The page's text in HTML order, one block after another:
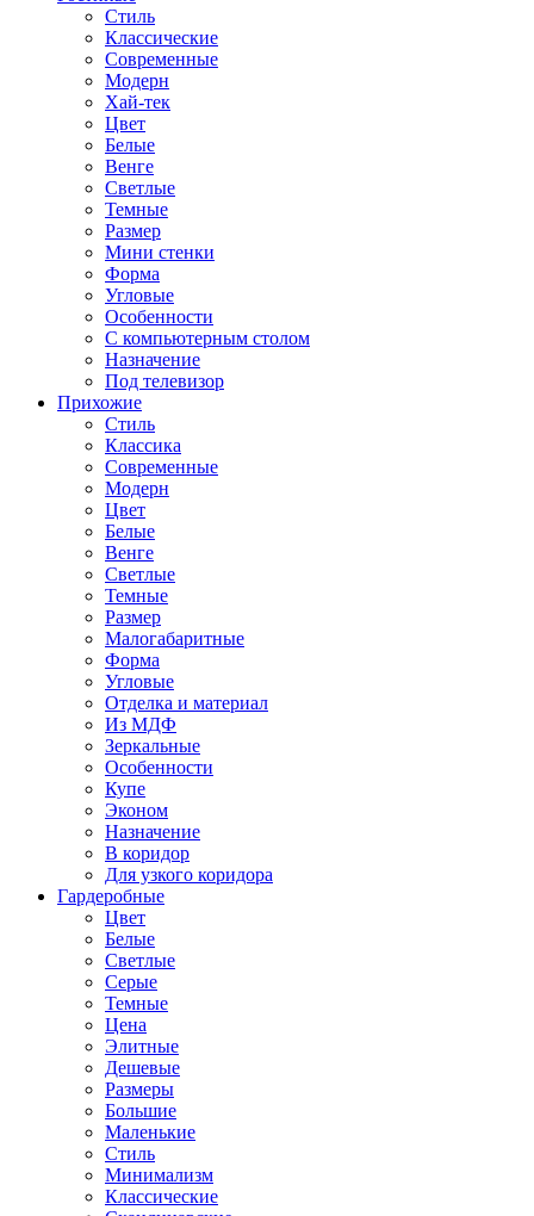
Стиль
Классические
Современные
Модерн
Хай-тек
Цвет
Белые
Венге
Светлые
Темные
Размер
Мини стенки
Форма
Угловые
Особенности
С компьютерным столом
Назначение
Под телевизор
Прихожие
Стиль
Классика
Современные
Модерн
Цвет
Белые
Венге
Светлые
Темные
Размер
Малогабаритные
Форма
Угловые
Отделка и материал
Из МДФ
Зеркальные
Особенности
Купе
Эконом
Назначение
В коридор
Для узкого коридора
Гардеробные
Цвет
Белые
Светлые
Серые
Темные
Цена
Элитные
Дешевые
Размеры
Большие
Маленькие
Стиль
Минимализм
Классические